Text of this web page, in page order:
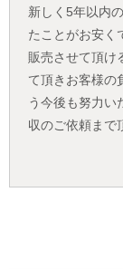
新しく5年以内
たことがお安く
販売させて頂け
て頂きお客様の
う今後も努力い
収のご依頼まで